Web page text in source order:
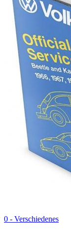
0 - Verschiedenes